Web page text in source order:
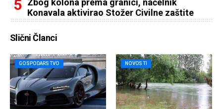
Zbog kolona prema granici, načelnik
Konavala aktivirao Stožer Civilne zaštite
Slični Članci
GOSPODARSTVO NOVOSTI